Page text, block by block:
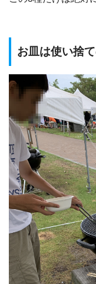
お皿は使い捨